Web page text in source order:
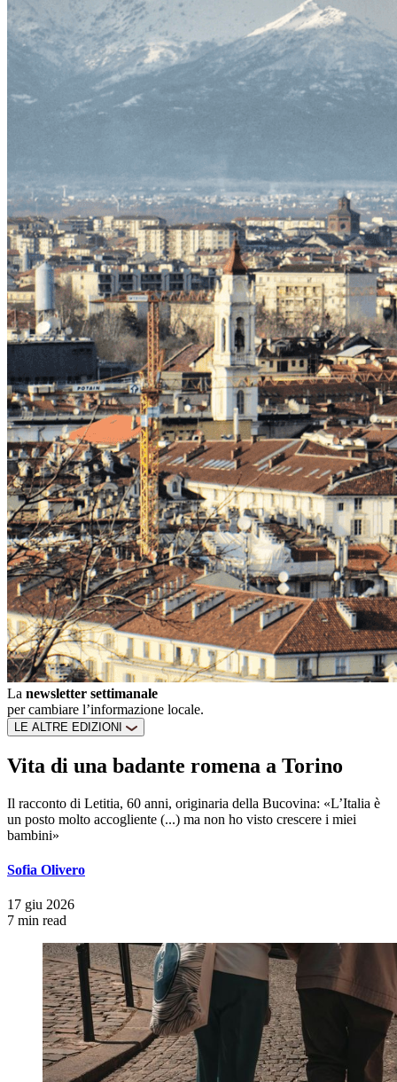
La newsletter settimanale
per cambiare l’informazione locale.
LE ALTRE EDIZIONI
Vita di una badante romena a Torino
Il racconto di Letitia, 60 anni, originaria della Bucovina: «L’Italia è
un posto molto accogliente (...) ma non ho visto crescere i miei
bambini»
Sofia Olivero
17 giu 2026
7 min read